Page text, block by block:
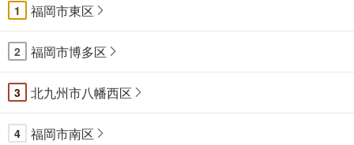
1 福岡市東区
2 福岡市博多区
3 北九州市八幡西区
4 福岡市南区